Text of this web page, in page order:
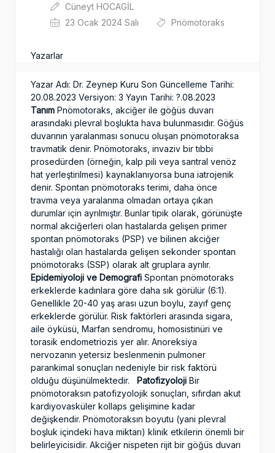
Cüneyt HOCAGİL
23 Ocak 2024 Salı
Pnömotoraks
Yazarlar
Yazar Adı: Dr. Zeynep Kuru Son Güncelleme Tarihi:
20.08.2023 Versiyon: 3 Yayın Tarihi: ?.08.2023
Tanım Pnömotoraks, akciğer ile göğüs duvarı
arasındaki plevral boşlukta hava bulunmasıdır. Göğüs
duvarının yaralanması sonucu oluşan pnömotoraksa
travmatik denir. Pnömotoraks, invaziv bir tıbbi
prosedürden (örneğin, kalp pili veya santral venöz
hat yerleştirilmesi) kaynaklanıyorsa buna iatrojenik
denir. Spontan pnömotoraks terimi, daha önce
travma veya yaralanma olmadan ortaya çıkan
durumlar için ayrılmıştır. Bunlar tipik olarak, görünüşte
normal akciğerleri olan hastalarda gelişen primer
spontan pnömotoraks (PSP) ve bilinen akciğer
hastalığı olan hastalarda gelişen sekonder spontan
pnömotoraks (SSP) olarak alt gruplara ayrılır.
Epidemiyoloji ve Demografi Spontan pnömotoraks
erkeklerde kadınlara göre daha sık görülür (6:1).
Genellikle 20-40 yaş arası uzun boylu, zayıf genç
erkeklerde görülür. Risk faktörleri arasında sigara,
aile öyküsü, Marfan sendromu, homosistinüri ve
torasik endometriozis yer alır. Anoreksiya
nervozanın yetersiz beslenmenin pulmoner
parankimal sonuçları nedeniyle bir risk faktörü
olduğu düşünülmektedir. Patofizyoloji Bir
pnömotoraksın patofizyolojik sonuçları, sıfırdan akut
kardiyovasküler kollaps gelişimine kadar
değişkendir. Pnömotoraksın boyutu (yani plevral
boşluk içindeki hava miktarı) klinik etkilerin önemli bir
belirleyicisidir. Akciğer nispeten rijit bir göğüs duvarı